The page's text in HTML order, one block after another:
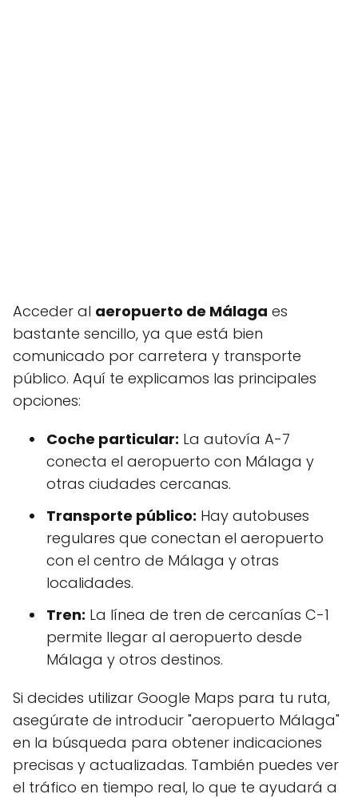
Acceder al aeropuerto de Málaga es
bastante sencillo, ya que está bien
comunicado por carretera y transporte
público. Aquí te explicamos las principales
opciones:
Coche particular: La autovía A-7
conecta el aeropuerto con Málaga y
otras ciudades cercanas.
Transporte público: Hay autobuses
regulares que conectan el aeropuerto
con el centro de Málaga y otras
localidades.
Tren: La línea de tren de cercanías C-1
permite llegar al aeropuerto desde
Málaga y otros destinos.
Si decides utilizar Google Maps para tu ruta,
asegúrate de introducir "aeropuerto Málaga"
en la búsqueda para obtener indicaciones
precisas y actualizadas. También puedes ver
el tráfico en tiempo real, lo que te ayudará a